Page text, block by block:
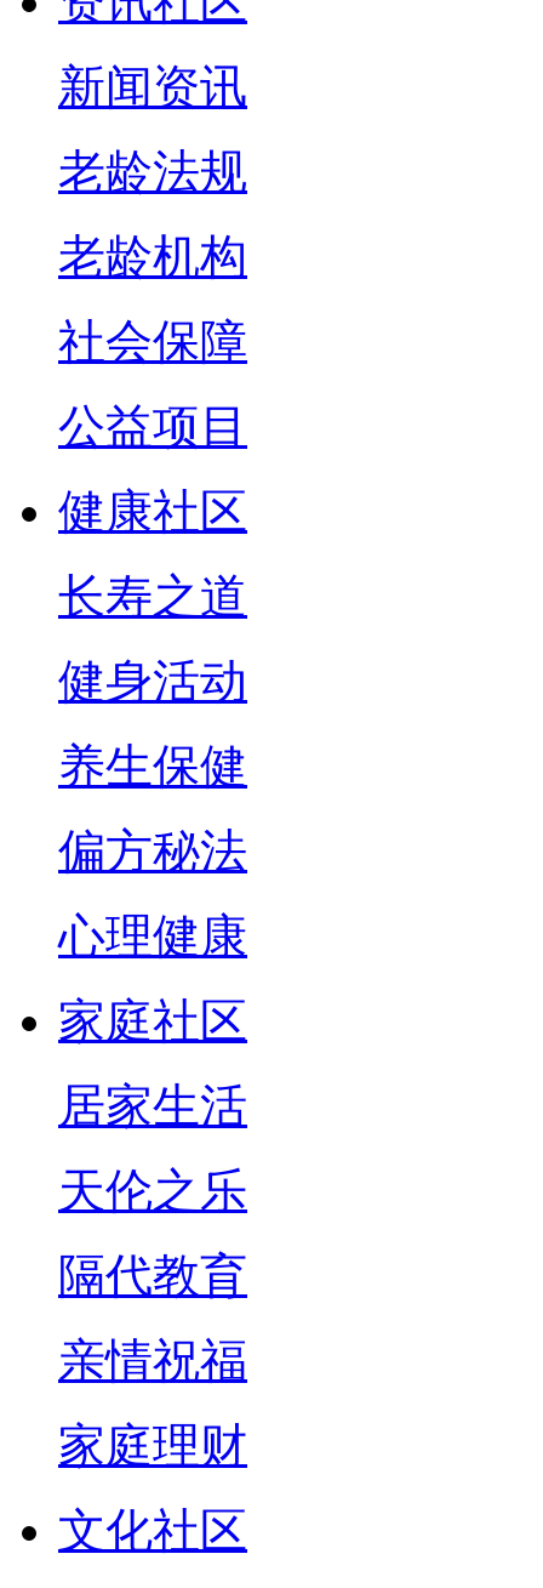
新闻资讯
老龄法规
老龄机构
社会保障
公益项目
健康社区
长寿之道
健身活动
养生保健
偏方秘法
心理健康
家庭社区
居家生活
天伦之乐
隔代教育
亲情祝福
家庭理财
文化社区